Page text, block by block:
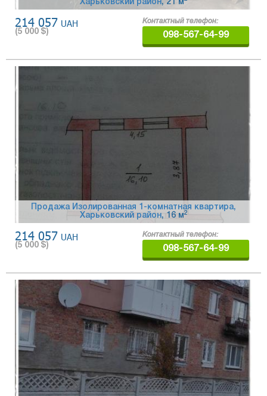
Харьковский район , 21 м
214 057 UAH
(5 000 $)
Контактный телефон:
098-567-64-99
Продажа Изолированная 1-комнатная квартира,
Харьковский район , 16 м 2
214 057 UAH
(5 000 $)
Контактный телефон:
098-567-64-99